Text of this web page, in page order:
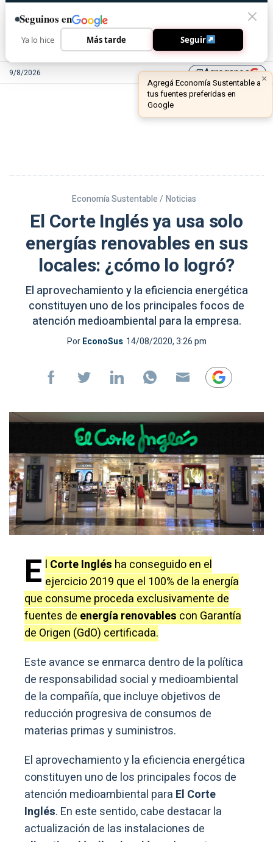
9/8/2026 library_addAgreganos
Economía Sustentable / Noticias
El Corte Inglés ya usa solo
energías renovables en sus
locales: ¿cómo lo logró?
El aprovechamiento y la eficiencia energética
constituyen uno de los principales focos de
atención medioambiental para la empresa.
PorEconoSus 14/08/2020, 3:26 pm
E l Corte Inglés ha conseguido en el
ejercicio 2019 que el 100% de la energía
que consume proceda exclusivamente de
fuentes de energía renovables con Garantía
de Origen (GdO) certificada.
Este avance se enmarca dentro de la política
de responsabilidad social y medioambiental
de la compañía, que incluye objetivos de
reducción progresiva de consumos de
materias primas y suministros.
El aprovechamiento y la eficiencia energética
constituyen uno de los principales focos de
atención medioambiental para El Corte
Inglés. En este sentido, cabe destacar la
actualización de las instalaciones de
Seguinos en
Ya lo hice Más tarde Seguir